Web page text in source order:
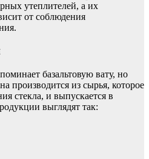
утеплителей, а их
от соблюдения
базальтовую вату, но
производится из сырья, которое
стекла, и выпускается в
выглядят так: